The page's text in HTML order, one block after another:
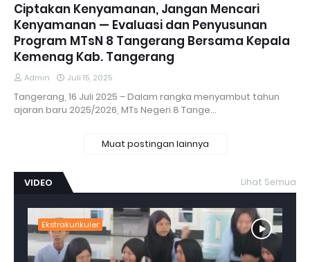
Ciptakan Kenyamanan, Jangan Mencari
Kenyamanan — Evaluasi dan Penyusunan
Program MTsN 8 Tangerang Bersama Kepala
Kemenag Kab. Tangerang
Admin Juli 15, 2025
Tangerang, 16 Juli 2025 – Dalam rangka menyambut tahun
ajaran baru 2025/2026, MTs Negeri 8 Tange…
Muat postingan lainnya
VIDEO Lihat Semua
Ekstrakurikuler